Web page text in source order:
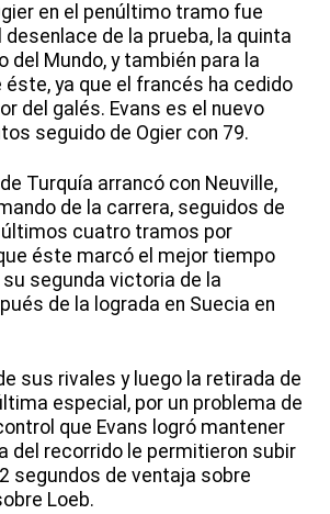
en el penúltimo tramo fue
de la prueba, la quinta
del Mundo, y también para la
ya que el francés ha cedido
del galés. Evans es el nuevo
seguido de Ogier con 79.
Turquía arrancó con Neuville,
de la carrera, seguidos de
últimos cuatro tramos por
éste marcó el mejor tiempo
segunda victoria de la
de la lograda en Suecia en
sus rivales y luego la retirada de
especial, por un problema de
que Evans logró mantener
del recorrido le permitieron subir
segundos de ventaja sobre
Loeb.